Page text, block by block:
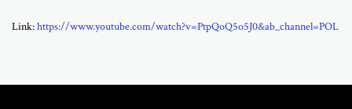
Link:https://www.youtube.com/watch?v=PtpQoQ5o5J0&ab_channel=POL